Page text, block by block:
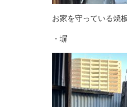
お家を守っている焼
・塀